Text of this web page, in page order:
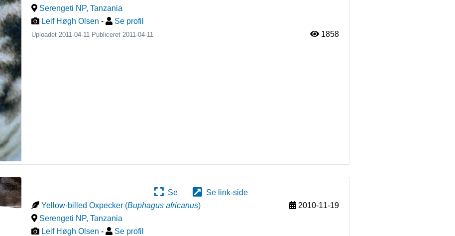
Serengeti NP,Tanzania
Leif Høgh Olsen - Se profil
Uploadet 2011-04-11 Publiceret 2011-04-11 1858
Se
Se link-side
Yellow-billed Oxpecker (Buphagus africanus)
2010-11-19
Serengeti NP,Tanzania
Leif Høgh Olsen - Se profil